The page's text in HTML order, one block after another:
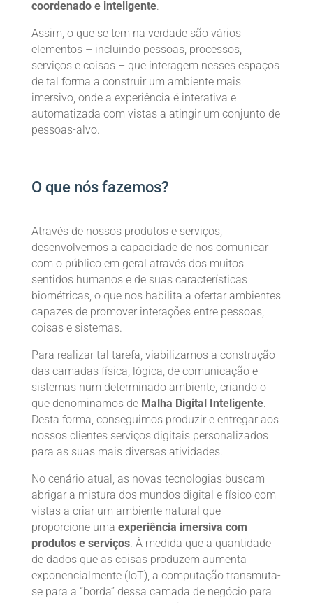
coordenado e inteligente.
Assim, o que se tem na verdade são vários
elementos – incluindo pessoas, processos,
serviços e coisas – que interagem nesses espaços
de tal forma a construir um ambiente mais
imersivo, onde a experiência é interativa e
automatizada com vistas a atingir um conjunto de
pessoas-alvo.
O que nós fazemos?
Através de nossos produtos e serviços,
desenvolvemos a capacidade de nos comunicar
com o público em geral através dos muitos
sentidos humanos e de suas características
biométricas, o que nos habilita a ofertar ambientes
capazes de promover interações entre pessoas,
coisas e sistemas.
Para realizar tal tarefa, viabilizamos a construção
das camadas física, lógica, de comunicação e
sistemas num determinado ambiente, criando o
que denominamos de Malha Digital Inteligente.
Desta forma, conseguimos produzir e entregar aos
nossos clientes serviços digitais personalizados
para as suas mais diversas atividades.
No cenário atual, as novas tecnologias buscam
abrigar a mistura dos mundos digital e físico com
vistas a criar um ambiente natural que
proporcione uma experiência imersiva com
produtos e serviços. À medida que a quantidade
de dados que as coisas produzem aumenta
exponencialmente (IoT), a computação transmuta-
se para a “borda” dessa camada de negócio para